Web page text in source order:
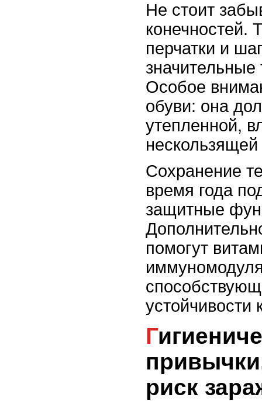
Не стоит
конечностей.
перчатки и
значительные
Особое
обуви: она
утепленной,
Сохранение
время года
защитные
помогут
устойчивости
Гигиенические
риск